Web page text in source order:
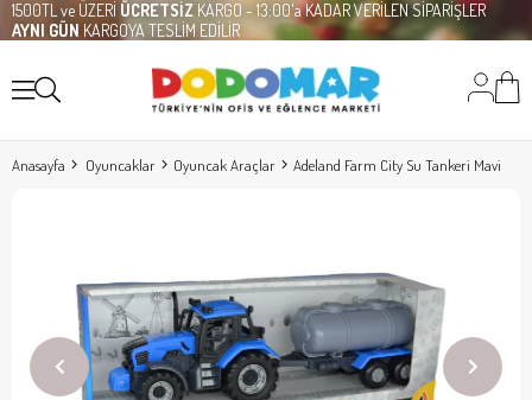
1500TL ve ÜZERİ ÜCRETSİZ KARGO - 13:00'a KADAR VERİLEN SİPARİŞLER
AYNI GÜN KARGOYA TESLİM EDİLİR
Anasayfa Oyuncaklar Oyuncak Araçlar Adeland Farm City Su Tankeri Mavi